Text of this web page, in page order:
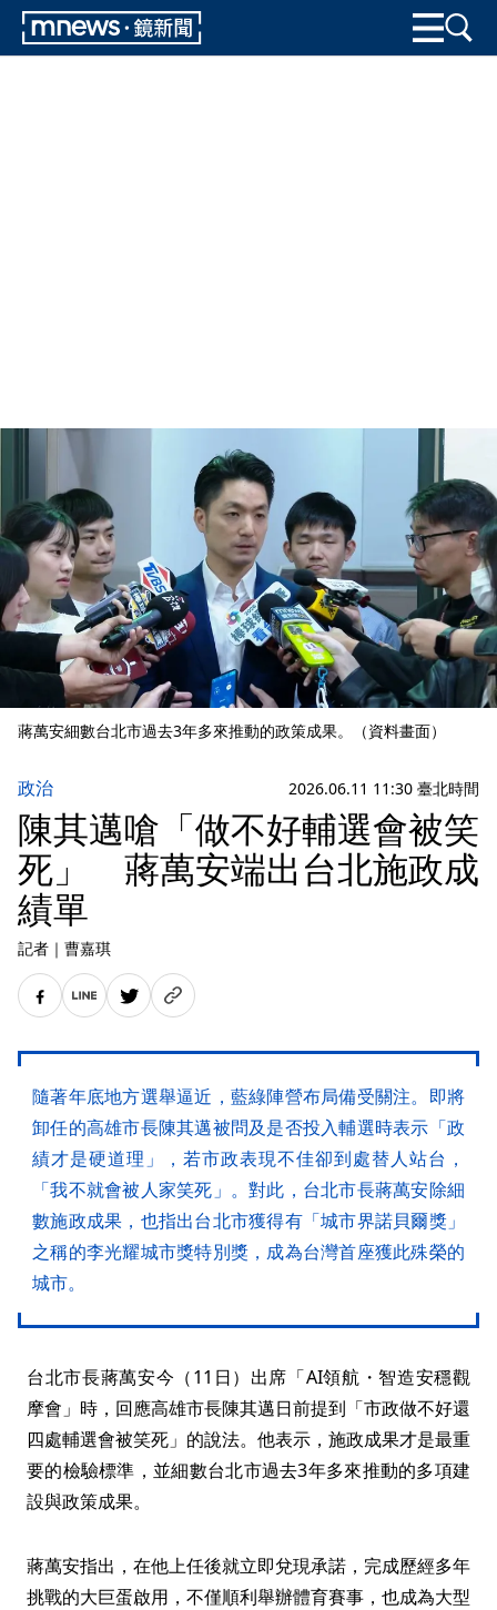
蔣萬安細數台北市過去3年多來推動的政策成果。（資料畫面）
政治 2026.06.11 11:30 臺北時間
陳其邁嗆「做不好輔選會被笑
死」 蔣萬安端出台北施政成
績單
記者 ｜ 曹嘉琪
隨著年底地方選舉逼近，藍綠陣營布局備受關注。即將
卸任的高雄市長陳其邁被問及是否投入輔選時表示「政
績才是硬道理」，若市政表現不佳卻到處替人站台，
「我不就會被人家笑死」。對此，台北市長蔣萬安除細
數施政成果，也指出台北市獲得有「城市界諾貝爾獎」
之稱的李光耀城市獎特別獎，成為台灣首座獲此殊榮的
城市。
台北市長蔣萬安今（11日）出席「AI領航・智造安穩觀
摩會」時，回應高雄市長陳其邁日前提到「市政做不好還
四處輔選會被笑死」的說法。他表示，施政成果才是最重
要的檢驗標準，並細數台北市過去3年多來推動的多項建
設與政策成果。
蔣萬安指出，在他上任後就立即兌現承諾，完成歷經多年
挑戰的大巨蛋啟用，不僅順利舉辦體育賽事，也成為大型